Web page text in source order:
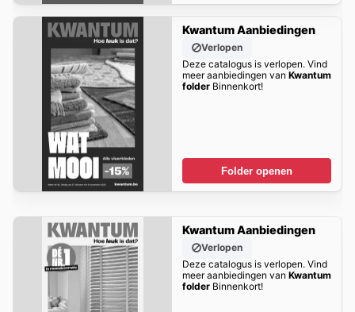
Kwantum Aanbiedingen
Verlopen
Deze catalogus is verlopen. Vind
meer aanbiedingen van Kwantum
folderBinnenkort!
Folder openen
Kwantum Aanbiedingen
Verlopen
Deze catalogus is verlopen. Vind
meer aanbiedingen van Kwantum
folderBinnenkort!